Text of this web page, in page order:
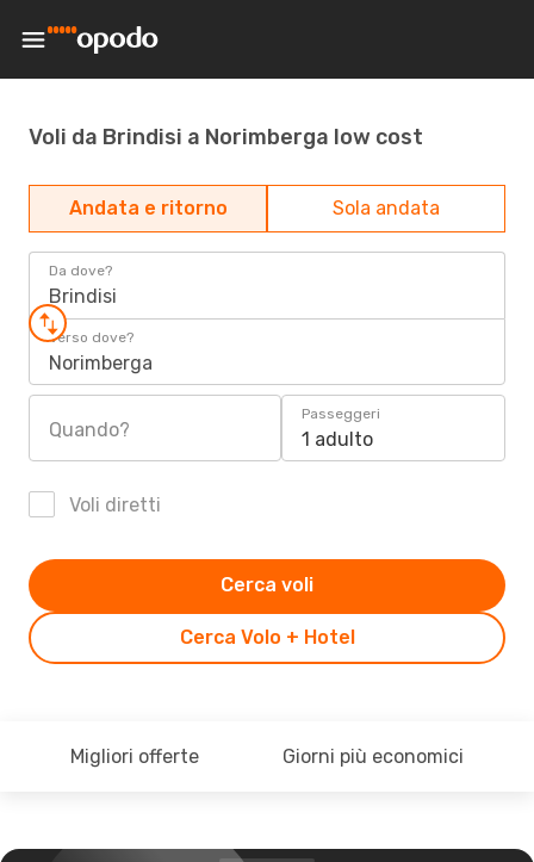
Voli da Brindisi a Norimberga low cost
Andata e ritorno Sola andata
Da dove?
Brindisi
Verso dove?
Norimberga
Quando?
Passeggeri
1 adulto
Voli diretti
Cerca Volo + Hotel
Cerca voli
Migliori offerte Giorni più economici